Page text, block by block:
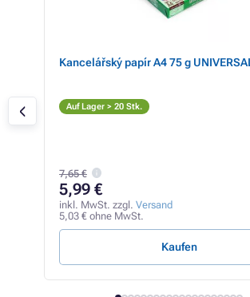
Kancelářský papír A4 75 g
Auf Lager > 20 Stk.
7,65 €
5,99 €
inkl. MwSt. zzgl. Versand
5,03 € ohne MwSt.
Kaufen